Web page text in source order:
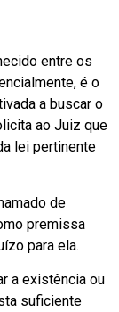
entre os
é o
a buscar o
ao Juiz que
lei pertinente
de
premissa
para ela.
a existência ou
suficiente